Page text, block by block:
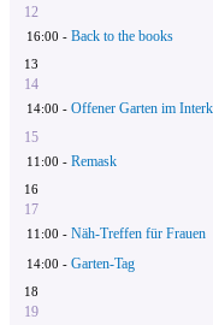
12
16:00 - Back to the books
13
14
14:00 - Offener Garten im
15
11:00 - Remask
16
17
11:00 - Näh-Treffen für Frauen
14:00 - Garten-Tag
18
19